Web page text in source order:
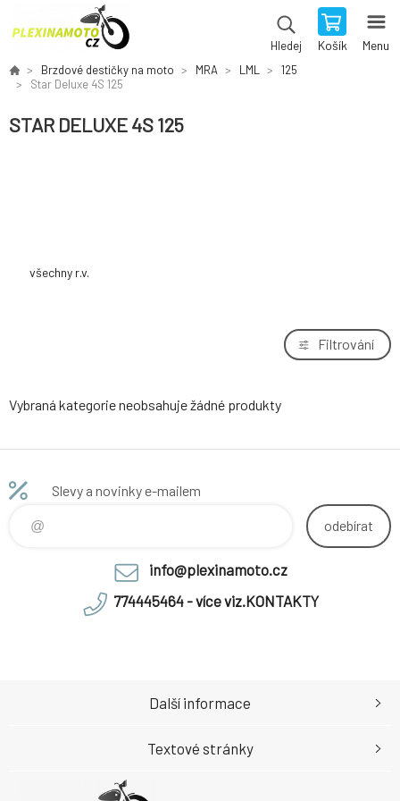
Hledej Košík Menu
Brzdové destičky na moto MRA LML
125
Star Deluxe 4S 125
STAR DELUXE 4S 125
všechny r.v.
Filtrování
Vybraná kategorie neobsahuje žádné produkty
Slevy a novinky e-mailem
odebírat
info@plexinamoto.cz
774445464 - více viz.KONTAKTY
Další informace
Textové stránky